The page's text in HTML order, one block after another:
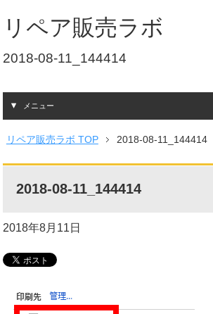
リペア販売ラボ
2018-08-11_144414
メニュー
リペア販売ラボ TOP 2018-08-11_144414
2018-08-11_144414
2018年8月11日